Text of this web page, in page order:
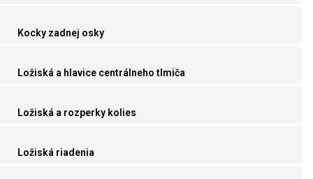
Kocky zadnej osky
Ložiská a hlavice centrálneho tlmiča
Ložiská a rozperky kolies
Ložiská riadenia